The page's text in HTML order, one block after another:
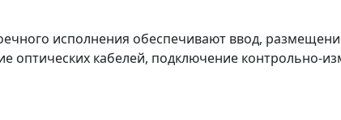
исполнения обеспечивают ввод,
оптических кабелей, подключение контрольно-